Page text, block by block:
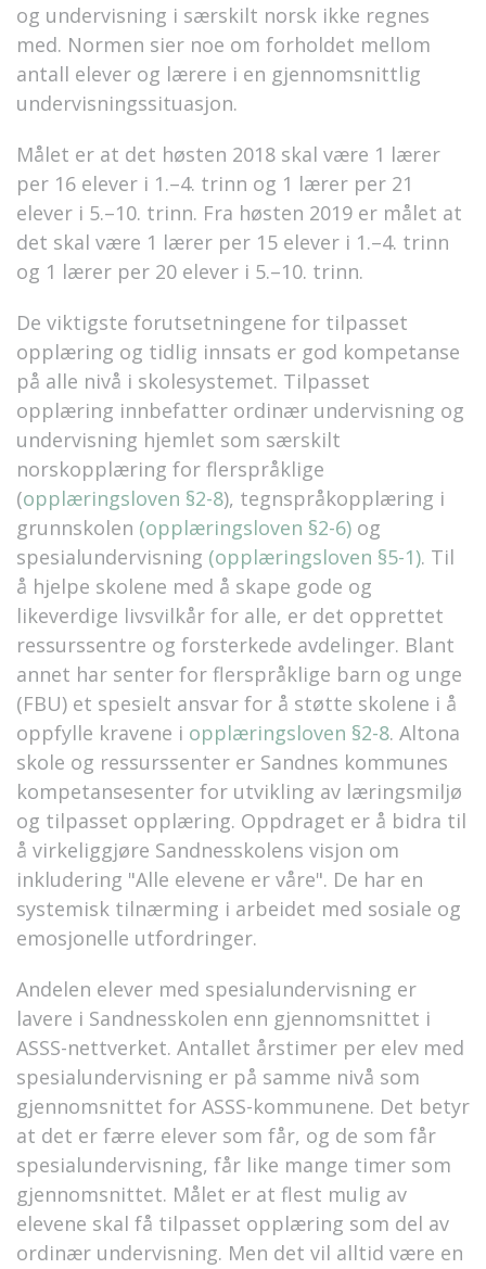
og undervisning i særskilt norsk ikke regnes
med. Normen sier noe om forholdet mellom
antall elever og lærere i en gjennomsnittlig
undervisningssituasjon.
Målet er at det høsten 2018 skal være 1 lærer
per 16 elever i 1.–4. trinn og 1 lærer per 21
elever i 5.–10. trinn. Fra høsten 2019 er målet at
det skal være 1 lærer per 15 elever i 1.–4. trinn
og 1 lærer per 20 elever i 5.–10. trinn.
De viktigste forutsetningene for tilpasset
opplæring og tidlig innsats er god kompetanse
på alle nivå i skolesystemet. Tilpasset
opplæring innbefatter ordinær undervisning og
undervisning hjemlet som særskilt
norskopplæring for flerspråklige
(opplæringsloven §2-8), tegnspråkopplæring i
grunnskolen (opplæringsloven §2-6) og
spesialundervisning (opplæringsloven §5-1). Til
å hjelpe skolene med å skape gode og
likeverdige livsvilkår for alle, er det opprettet
ressurssentre og forsterkede avdelinger. Blant
annet har senter for flerspråklige barn og unge
(FBU) et spesielt ansvar for å støtte skolene i å
oppfylle kravene i opplæringsloven §2-8. Altona
skole og ressurssenter er Sandnes kommunes
kompetansesenter for utvikling av læringsmiljø
og tilpasset opplæring. Oppdraget er å bidra til
å virkeliggjøre Sandnesskolens visjon om
inkludering "Alle elevene er våre". De har en
systemisk tilnærming i arbeidet med sosiale og
emosjonelle utfordringer.
Andelen elever med spesialundervisning er
lavere i Sandnesskolen enn gjennomsnittet i
ASSS-nettverket. Antallet årstimer per elev med
spesialundervisning er på samme nivå som
gjennomsnittet for ASSS-kommunene. Det betyr
at det er færre elever som får, og de som får
spesialundervisning, får like mange timer som
gjennomsnittet. Målet er at flest mulig av
elevene skal få tilpasset opplæring som del av
ordinær undervisning. Men det vil alltid være en